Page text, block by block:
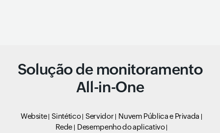
Solução de monitoramento
All-in-One
Website Sintético Servidor
Nuvem Pública e Privada
Rede
Desempenho do aplicativo